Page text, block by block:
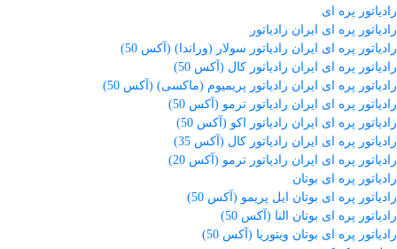
رادیاتور پره ای
رادیاتور پره ای ایران رادیاتور
رادیاتور پره ای ایران رادیاتور سولار (وراندا) (آکس 50)
رادیاتور پره ای ایران رادیاتور کال (آکس 50)
رادیاتور پره ای ایران رادیاتور پریمیوم (ماکسی) (آکس 50)
رادیاتور پره ای ایران رادیاتور ترمو (آکس 50)
رادیاتور پره ای ایران رادیاتور اکو (آکس 50)
رادیاتور پره ای ایران رادیاتور کال (آکس 35)
رادیاتور پره ای ایران رادیاتور ترمو (آکس 20)
رادیاتور پره ای بوتان
رادیاتور پره ای بوتان ایل پریمو (آکس 50)
رادیاتور پره ای بوتان النا (آکس 50)
رادیاتور پره ای بوتان ویتوریا (آکس 50)